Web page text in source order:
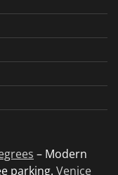
– Modern
parking. Venice